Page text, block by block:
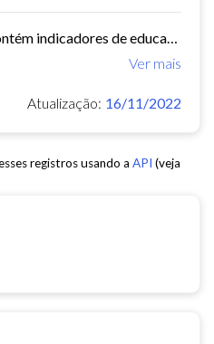
Ver mais
Atualização: 16/11/2022
registros usando a API (veja